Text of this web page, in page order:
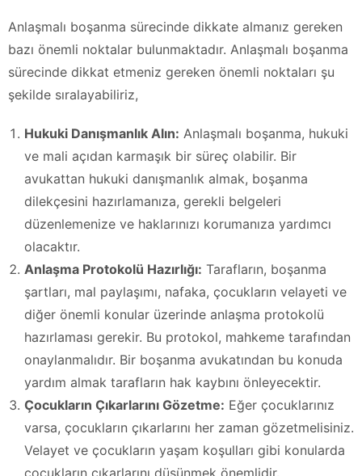
Anlaşmalı boşanma sürecinde dikkate almanız gereken
bazı önemli noktalar bulunmaktadır. Anlaşmalı boşanma
sürecinde dikkat etmeniz gereken önemli noktaları şu
şekilde sıralayabiliriz,
Hukuki Danışmanlık Alın: Anlaşmalı boşanma, hukuki
ve mali açıdan karmaşık bir süreç olabilir. Bir
avukattan hukuki danışmanlık almak, boşanma
dilekçesini hazırlamanıza, gerekli belgeleri
düzenlemenize ve haklarınızı korumanıza yardımcı
olacaktır.
Anlaşma Protokolü Hazırlığı: Tarafların, boşanma
şartları, mal paylaşımı, nafaka, çocukların velayeti ve
diğer önemli konular üzerinde anlaşma protokolü
hazırlaması gerekir. Bu protokol, mahkeme tarafından
onaylanmalıdır. Bir boşanma avukatından bu konuda
yardım almak tarafların hak kaybını önleyecektir.
Çocukların Çıkarlarını Gözetme: Eğer çocuklarınız
varsa, çocukların çıkarlarını her zaman gözetmelisiniz.
Velayet ve çocukların yaşam koşulları gibi konularda
çocukların çıkarlarını düşünmek önemlidir.